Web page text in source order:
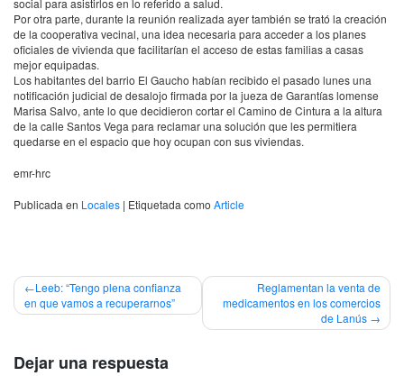
social para asistirlos en lo referido a salud.
Por otra parte, durante la reunión realizada ayer también se trató la creación
de la cooperativa vecinal, una idea necesaria para acceder a los planes
oficiales de vivienda que facilitarían el acceso de estas familias a casas
mejor equipadas.
Los habitantes del barrio El Gaucho habían recibido el pasado lunes una
notificación judicial de desalojo firmada por la jueza de Garantías lomense
Marisa Salvo, ante lo que decidieron cortar el Camino de Cintura a la altura
de la calle Santos Vega para reclamar una solución que les permitiera
quedarse en el espacio que hoy ocupan con sus viviendas.
emr-hrc
Publicada en Locales | Etiquetada como Article
Navegación
de
Leeb: “Tengo plena confianza
en que vamos a recuperarnos”
Reglamentan la venta de
medicamentos en los comercios
de Lanús
Dejar una respuesta